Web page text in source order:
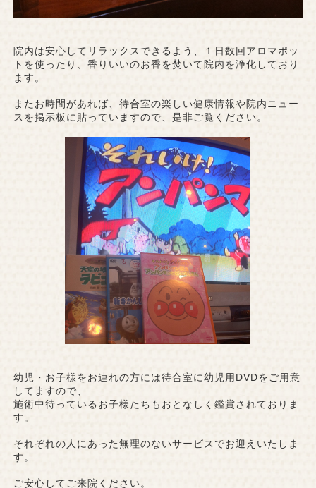
院内は安心してリラックスできるよう、１日数回アロマポッ
トを使ったり、香りいいのお香を焚いて院内を浄化しており
ます。
またお時間があれば、待合室の楽しい健康情報や院内ニュー
スを掲示板に貼っていますので、是非ご覧ください。
幼児・お子様をお連れの方には待合室に幼児用DVDをご用意
してますので、
施術中待っているお子様たちもおとなしく鑑賞されておりま
す。
それぞれの人にあった無理のないサービスでお迎えいたしま
す。
ご安心してご来院ください。